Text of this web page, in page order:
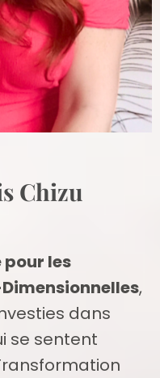
Chizu
les
,
dans
se sentent